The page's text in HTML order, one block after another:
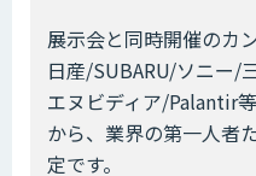
展示会と同時開催のカ
日産/SUBARU/ソニー/
エヌビディア/Palantir
から、業界の第一人者
定です。